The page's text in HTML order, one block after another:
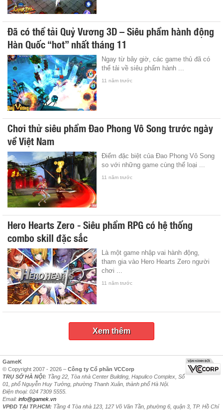
Đã có thể tải Quỷ Vương 3D – Siêu phẩm hành động
Hàn Quốc “hot” nhất tháng 11
Ngay từ bây giờ, các game thủ đã có
thể tải về siêu phẩm hành ...
11 năm trước
Chơi thử siêu phẩm Đao Phong Vô Song trước ngày
về Việt Nam
Điểm đặc biệt của Đao Phong Vô Song
so với những game cùng thể loại ...
11 năm trước
Hero Hearts Zero - Siêu phẩm RPG có hệ thống
combo skill đặc sắc
Là một game nhập vai hành động,
tham gia vào Hero Hearts Zero người
chơi ...
11 năm trước
Xem thêm
GameK
© Copyright 2007 - 2026 – Công ty Cổ phần VCCorp
TRỤ SỞ HÀ NỘI: Tầng 22, Tòa nhà Center Building, Hapulico Complex, Số
01, phố Nguyễn Huy Tưởng, phường Thanh Xuân, thành phố Hà Nội.
Điện thoại: 024 7309 5555.
Email: info@gamek.vn
VPĐD TẠI TP.HCM: Tầng 4 Tòa nhà 123, 127 Võ Văn Tần, phường 6, quận 3, TP. Hồ Chí